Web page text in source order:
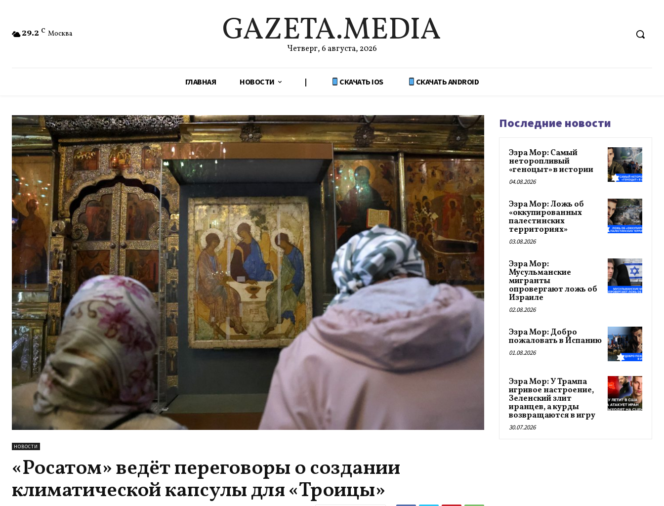
29.2 C Москва GAZETA.MEDIA
Четверг, 6 августа, 2026
ГЛАВНАЯ НОВОСТИ | СКАЧАТЬ IOS СКАЧАТЬ ANDROID
НОВОСТИ
«Росатом» ведёт переговоры о создании
климатической капсулы для «Троицы»
Последние новости
Эзра Мор: Самый
неторопливый
«геноцыт» в истории
04.08.2026
Эзра Мор: Ложь об
«оккупированных
палестинских
территориях»
03.08.2026
Эзра Мор:
Мусульманские
мигранты
опровергают ложь об
Израиле
02.08.2026
Эзра Мор: Добро
пожаловать в Испанию
01.08.2026
Эзра Мор: У Трампа
игривое настроение,
Зеленский злит
иранцев, а курды
возвращаются в игру
30.07.2026